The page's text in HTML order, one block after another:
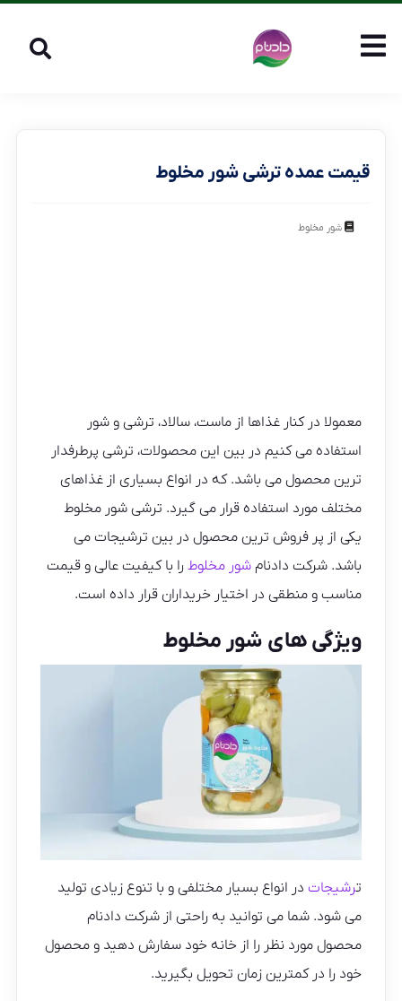
قیمت عمده ترشی شور مخلوط
شور مخلوط
معمولا در کنار غذاها از ماست، سالاد، ترشی و شور
استفاده می کنیم در بین این محصولات، ترشی پرطرفدار
ترین محصول می باشد. که در انواع بسیاری از غذاهای
مختلف مورد استفاده قرار می گیرد. ترشی شور مخلوط
یکی از پر فروش ترین محصول در بین ترشیجات می
باشد. شرکت دادنامشور مخلوط را با کیفیت عالی و قیمت
مناسب و منطقی در اختیار خریداران قرار داده است.
ویژگی های شور مخلوط
ترشیجات در انواع بسیار مختلفی و با تنوع زیادی تولید
می شود. شما می توانید به راحتی از شرکت دادنام
محصول مورد نظر را از خانه خود سفارش دهید و محصول
خود را در کمترین زمان تحویل بگیرید.